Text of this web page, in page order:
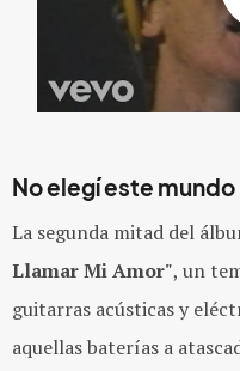
No elegí este
La segunda mitad del
Llamar Mi Amor", un
guitarras acústicas y
aquellas baterías a